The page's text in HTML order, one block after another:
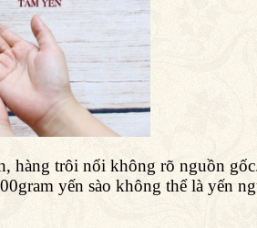
hàng trôi nổi không rõ nguồn
yến sào không thể là yến